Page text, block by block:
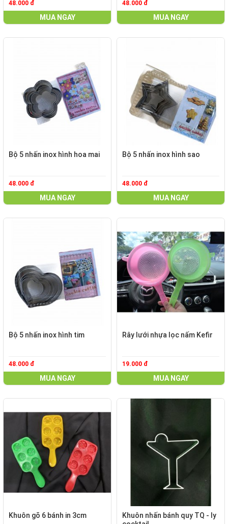
48.000 đ
MUA NGAY
48.000 đ
MUA NGAY
Bộ 5 nhấn inox hình hoa mai
48.000 đ
MUA NGAY
Bộ 5 nhấn inox hình sao
48.000 đ
MUA NGAY
Bộ 5 nhấn inox hình tim
48.000 đ
MUA NGAY
Rây lưới nhựa lọc nấm Kefir
19.000 đ
MUA NGAY
Khuôn gõ 6 bánh in 3cm
Khuôn nhấn bánh quy TQ - ly